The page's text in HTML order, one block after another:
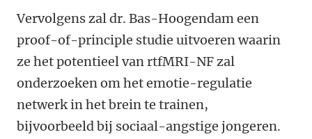
Vervolgens zal dr. Bas-Hoogendam een
proof-of-principle studie uitvoeren waarin
ze het potentieel van rtfMRI-NF zal
onderzoeken om het emotie-regulatie
netwerk in het brein te trainen,
bijvoorbeeld bij sociaal-angstige jongeren.